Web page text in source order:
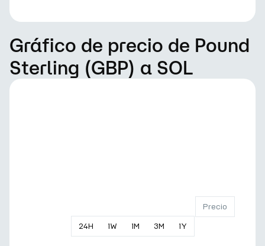
Gráfico de precio de Pound
Sterling (GBP) a SOL
24H 1W 1M 3M 1Y
Precio